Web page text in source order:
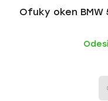
Ofuky oken BMW